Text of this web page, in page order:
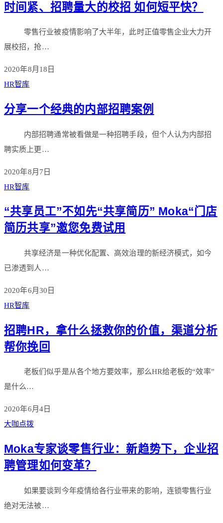
时间紧、招聘量大的校招 如何短平快？
零售行业被疫情影响了大半年，此时正值零售企业大力开
展校招，抢…
2020年8月18日
HR智库
分享一个经典的内部招聘案例
内部招聘通常被看做是一种招聘手段，但个人认为内部招
聘实质上更…
2020年8月7日
HR智库
“共享员工”不如先“共享简历” Moka“门店
简历共享”邀您免费试用
共享经济是一种优化配置、高效治理的新经济模式，如今
已渗透到人…
2020年6月30日
HR智库
招聘HR，拿什么拯救你的价值，渠道分析
帮你挽回
老板们似乎是从各个地方要效率，那么HR给老板的“效率”
是什么…
2020年6月4日
大咖点拨
Moka专家谈零售行业：新趋势下，企业招
聘管理如何变革？
如果要谈到今年疫情给各行业带来的影响，连锁零售行业
绝对无法被…